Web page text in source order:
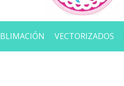
VECTORIZADOS